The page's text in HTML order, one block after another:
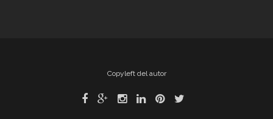
Copyleft del autor